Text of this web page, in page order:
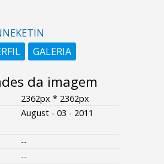
GALERIA
da imagem
2362px * 2362px
August - 03 - 2011
--
--